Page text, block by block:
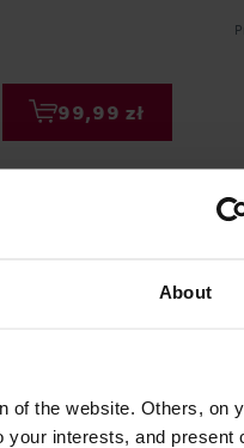
About
of the website. Others, on
interests, and present
99,99 zł